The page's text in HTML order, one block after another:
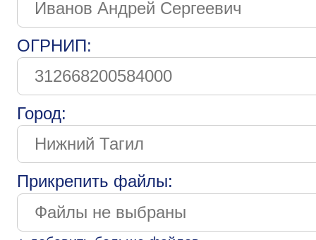
ОГРНИП:
Город:
Прикрепить файлы: